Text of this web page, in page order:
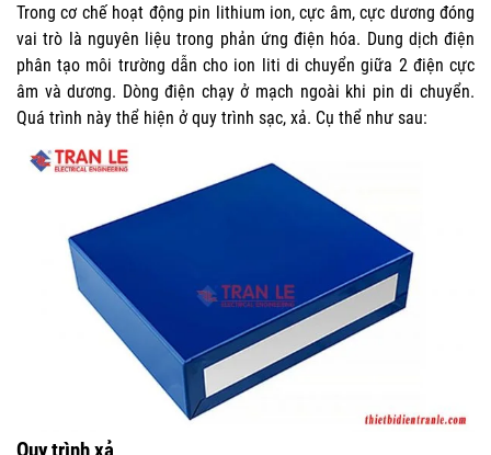
Trong cơ chế hoạt động pin lithium ion, cực âm, cực dương đóng
vai trò là nguyên liệu trong phản ứng điện hóa. Dung dịch điện
phân tạo môi trường dẫn cho ion liti di chuyển giữa 2 điện cực
âm và dương. Dòng điện chạy ở mạch ngoài khi pin di chuyển.
Quá trình này thể hiện ở quy trình sạc, xả. Cụ thể như sau:
Quy trình xả